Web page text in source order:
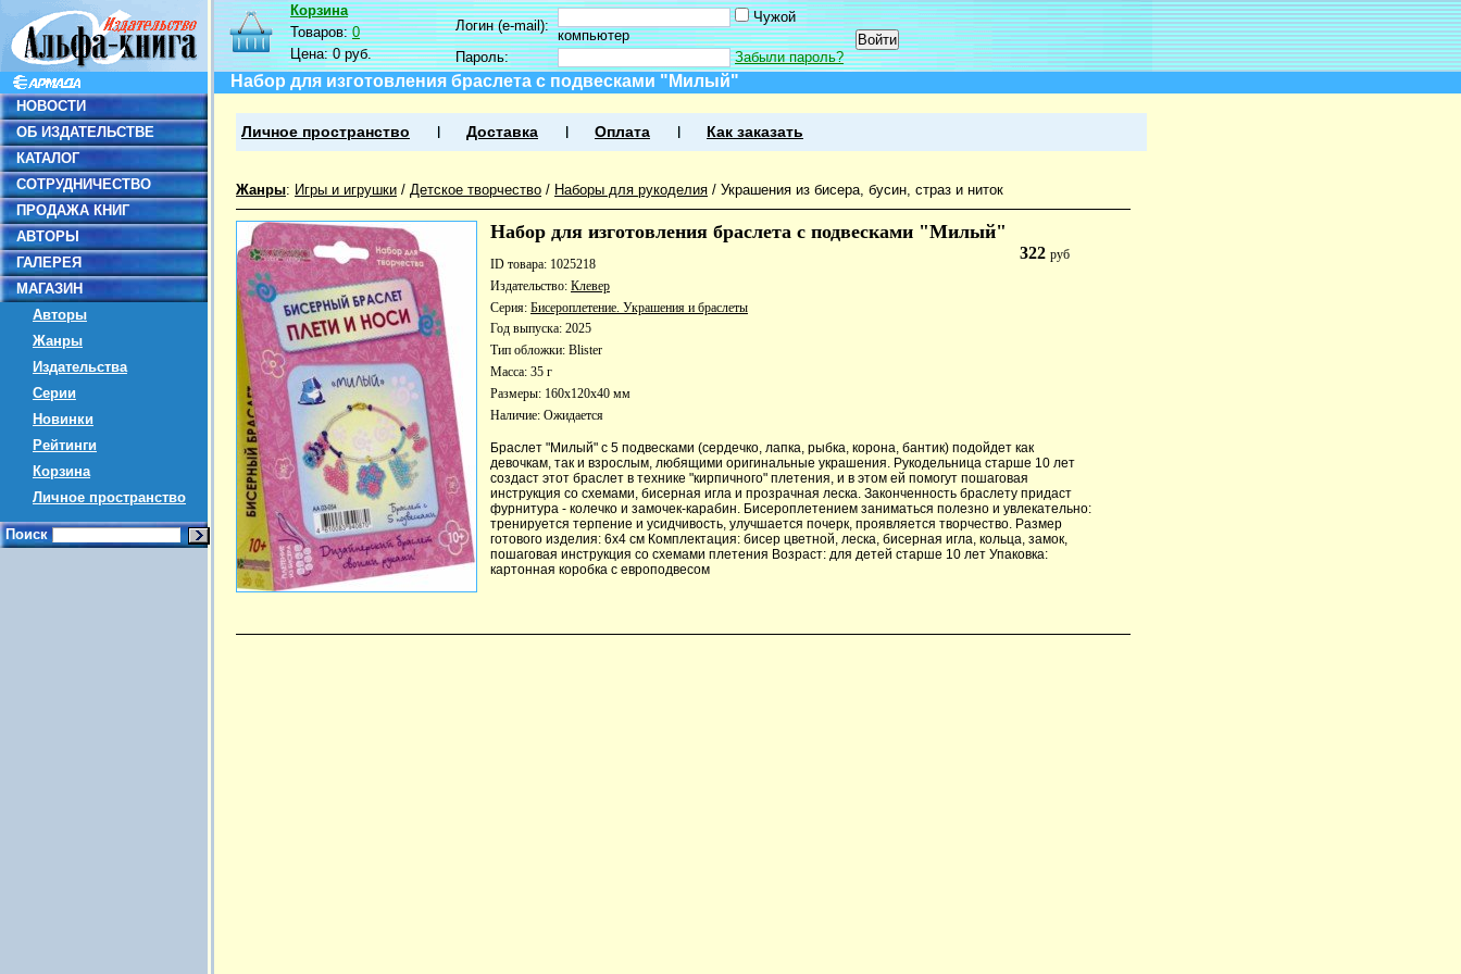
НОВОСТИ
ОБ ИЗДАТЕЛЬСТВЕ
КАТАЛОГ
СОТРУДНИЧЕСТВО
ПРОДАЖА КНИГ
АВТОРЫ
ГАЛЕРЕЯ
МАГАЗИН
Авторы
Жанры
Издательства
Серии
Новинки
Рейтинги
Корзина
Личное пространство
Поиск
Корзина
Товаров:0
Цена:0 руб.
Логин (e-mail):
Чужой
компьютер
Пароль:
Забыли пароль?
Набор для изготовления браслета с подвесками "Милый"
Личное пространство Доставка Оплата Как заказать
Жанры: Игры и игрушки / Детское творчество / Наборы для рукоделия / Украшения из бисера, бусин, страз и ниток
Набор для изготовления браслета с подвесками "Милый"
322руб
ID товара: 1025218
Издательство: Клевер
Серия: Бисероплетение. Украшения и браслеты
Год выпуска: 2025
Тип обложки: Blister
Масса: 35 г
Размеры: 160x120x40 мм
Наличие: Ожидается
Браслет "Милый" с 5 подвесками (сердечко, лапка, рыбка, корона, бантик) подойдет как
девочкам, так и взрослым, любящими оригинальные украшения. Рукодельница старше 10 лет
создаст этот браслет в технике "кирпичного" плетения, и в этом ей помогут пошаговая
инструкция со схемами, бисерная игла и прозрачная леска. Законченность браслету придаст
фурнитура - колечко и замочек-карабин. Бисероплетением заниматься полезно и увлекательно:
тренируется терпение и усидчивость, улучшается почерк, проявляется творчество. Размер
готового изделия: 6x4 см Комплектация: бисер цветной, леска, бисерная игла, кольца, замок,
пошаговая инструкция со схемами плетения Возраст: для детей старше 10 лет Упаковка:
картонная коробка с европодвесом